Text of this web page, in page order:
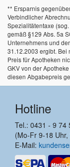
** Ersparnis
Verbindlicher
Spezialitätentaxe
gemäß §129 Abs. 5a
Unternehmens und
31.12.2003 ergibt. Bei
Preis für Apotheken
GKV von der
diesen Abgabepreis
Hotline
Tel.: 0431 - 9 74
(Mo-Fr 9-18
E-Mail: